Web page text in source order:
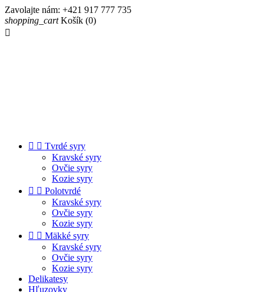
Zavolajte nám: +421 917 777 735
shopping_cart Košík (0)

  Tvrdé syry
Kravské syry
Ovčie syry
Kozie syry
  Polotvrdé
Kravské syry
Ovčie syry
Kozie syry
  Mäkké syry
Kravské syry
Ovčie syry
Kozie syry
Delikatesy
Hľuzovky